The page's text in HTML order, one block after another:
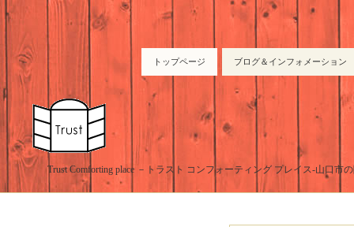
トップページ ブログ＆インフォメーション
Trust Comforting place －トラスト コンフォーティング プレイス-山口市